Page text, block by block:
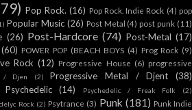
Pop Rock. (16) Pop Rock. Indie Rock (4) pop
Popular Music (26) Post Metal (4) post punk (11)
(26) Post-Hardcore (74) Post-Metal (17)
(60) POWER POP (BEACH BOYS (4) Prog Rock (9)
Rock (12) Progressive House (6) progressive
/ Djen (2) Progressive Metal / Djent (38)
Psychedelic (14) Psychedelic / Freak Folk (2)
Rock (2) Psytrance (3) Punk (181) Punk Indie